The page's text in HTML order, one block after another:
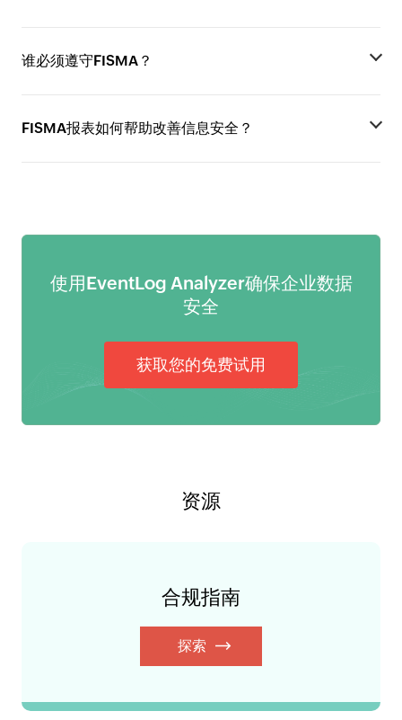
谁必须遵守FISMA？
FISMA报表如何帮助改善信息安全？
使用EventLog Analyzer确保企业数据
安全
获取您的免费试用
资源
合规指南
探索